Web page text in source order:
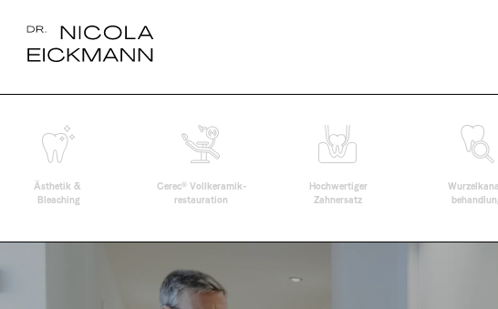
Ästhetik &
Bleaching
Cerec® Vollkeramik-
restauration
Hochwertiger
Zahnersatz